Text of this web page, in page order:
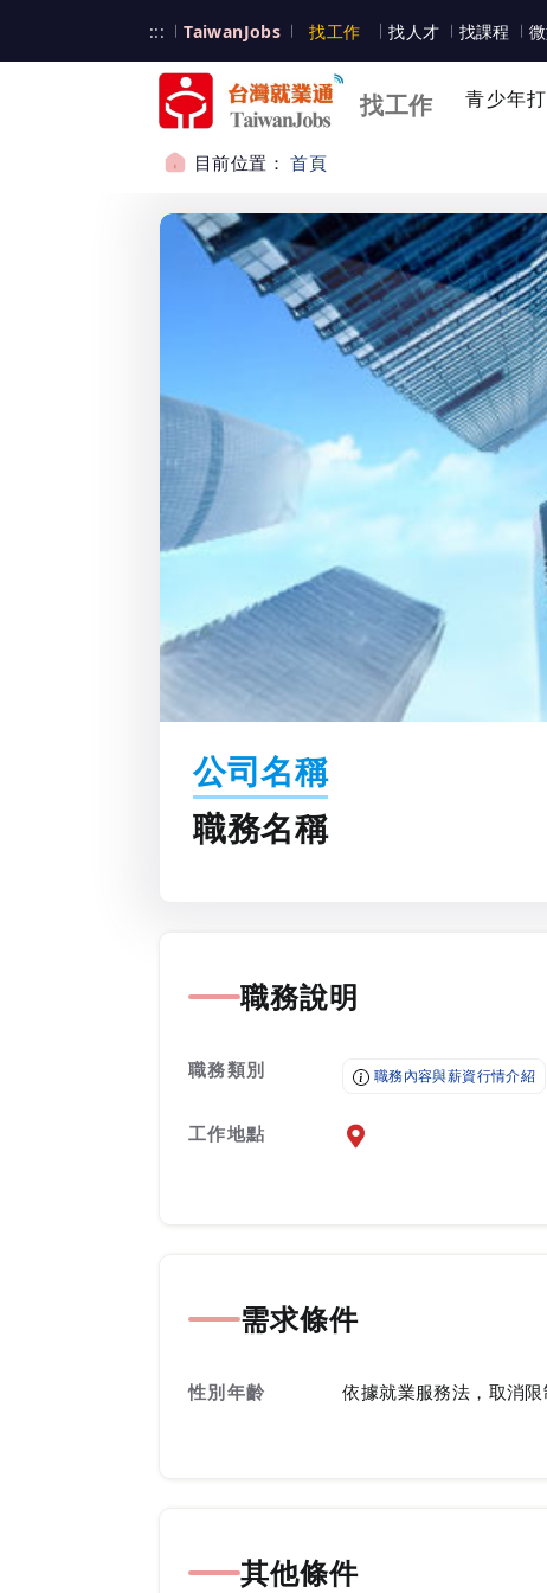
::: TaiwanJobs 台灣就業通
找工作 台灣就業通
找人才 找課程
找工作 青少年
目前位置：首頁
公司名稱
職務名稱
職務說明
職務類別 職務內容與薪資行情介紹
工作地點 前往查看地圖
需求條件
性別年齡 依據就業服務法，取消限
其他條件